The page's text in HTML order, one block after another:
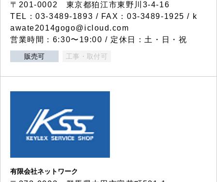
〒201-0002 東京都狛江市東野川3-4-16
TEL：03-3489-1893 / FAX：03-3489-1925 / k
awate2014gogo@icloud.com
営業時間：6:30〜19:00 / 定休日：土・日・祝
販売可 工事・取付可
有限会社ネットワーク